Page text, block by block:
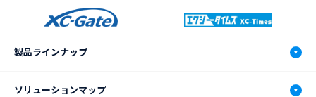
製品ラインナップ
XC-Gate.V3
ソリューションマップ